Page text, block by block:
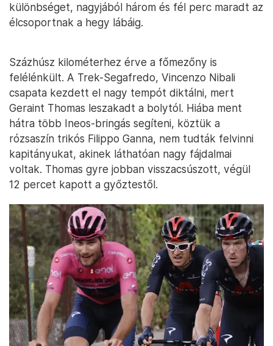
különbséget, nagyjából három és fél perc maradt az
élcsoportnak a hegy lábáig.
Százhúsz kilométerhez érve a főmezőny is
felélénkült. A Trek-Segafredo, Vincenzo Nibali
csapata kezdett el nagy tempót diktálni, mert
Geraint Thomas leszakadt a bolytól. Hiába ment
hátra több Ineos-bringás segíteni, köztük a
rózsaszín trikós Filippo Ganna, nem tudták felvinni
kapitányukat, akinek láthatóan nagy fájdalmai
voltak. Thomas gyre jobban visszacsúszott, végül
12 percet kapott a győztestől.